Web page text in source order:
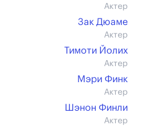
Актер
Зак Дюаме
Актер
Тимоти Йолих
Актер
Мэри Финк
Актер
Шэнон Финли
Актер